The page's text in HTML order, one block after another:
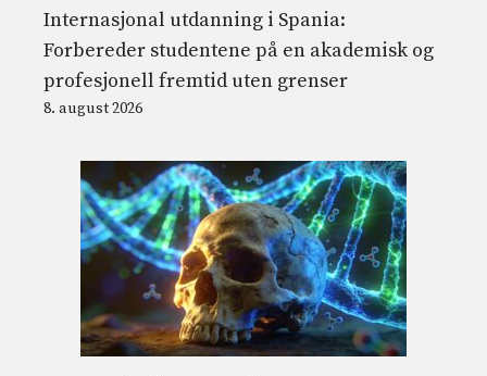
Internasjonal utdanning i Spania:
Forbereder studentene på en akademisk og
profesjonell fremtid uten grenser
8. august 2026